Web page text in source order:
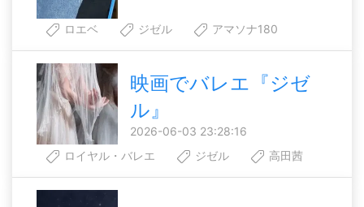
ロエベ ジゼル アマソナ180
映画でバレエ『ジゼ
ル』
2026-06-03 23:28:16
ロイヤル・バレエ
ジゼル 高田茜